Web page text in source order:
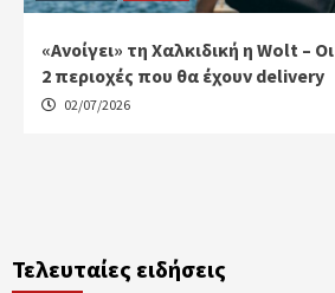
«Ανοίγει» τη Χαλκιδική η Wolt – Οι
2 περιοχές που θα έχουν delivery
02/07/2026
Τελευταίες ειδήσεις